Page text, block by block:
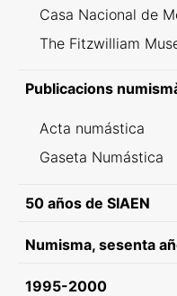
Casa Nacional de
The Fitzwilliam
Publicacions
Acta numástica
Gaseta Numástica
50 años de SIAEN
Numisma, sesenta
1995-2000